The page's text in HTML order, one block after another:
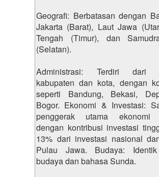
Geografi: Berbatasan dengan
Jakarta (Barat), Laut Jawa
Tengah (Timur), dan
(Selatan).
Administrasi: Terdiri dari
kabupaten dan kota, dengan
seperti Bandung, Bekasi,
Bogor. Ekonomi & Investasi:
penggerak utama ekonomi
dengan kontribusi investasi
13% dari investasi nasional
Pulau Jawa. Budaya:
budaya dan bahasa Sunda.